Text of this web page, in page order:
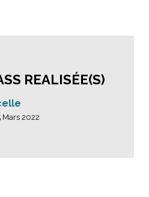
REALISÉE(S)
Mars 2022